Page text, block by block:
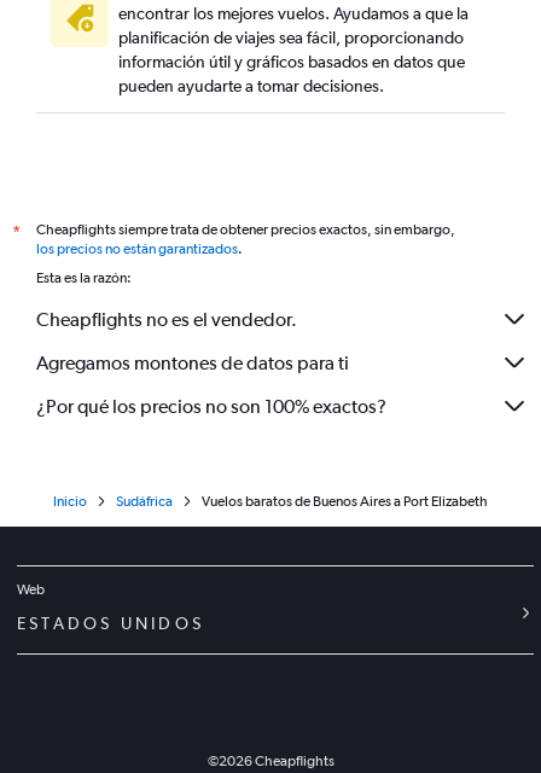
encontrar los mejores vuelos. Ayudamos a que la
planificación de viajes sea fácil, proporcionando
información útil y gráficos basados en datos que
pueden ayudarte a tomar decisiones.
*
Cheapflights siempre trata de obtener precios exactos, sin embargo,
los precios no están garantizados.
Esta es la razón:
Cheapflights no es el vendedor.
Agregamos montones de datos para ti
¿Por qué los precios no son 100% exactos?
Inicio Sudáfrica Vuelos baratos de Buenos Aires a Port Elizabeth
Web
ESTADOS UNIDOS
©2026Cheapflights